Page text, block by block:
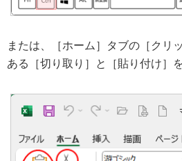
または、［ホーム］タブの［クリ
ある［切り取り］と［貼り付け］